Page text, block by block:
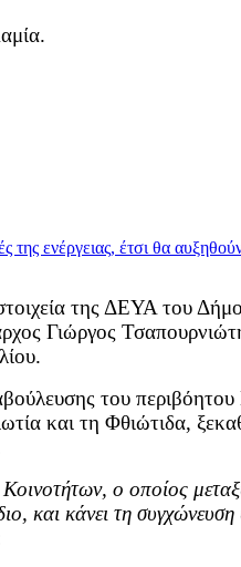
της ΔΕΥΑ του
Γιώργος
του περιβόητου
και τη Φθιώτιδα,
ο οποίος
και κάνει τη